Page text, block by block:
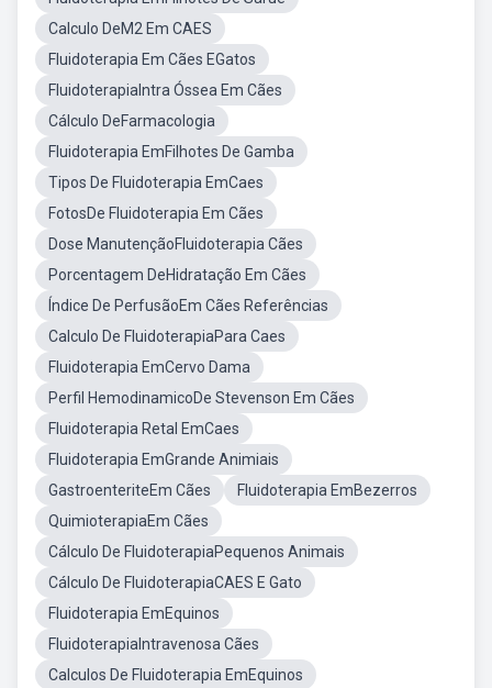
Calculo DeM2 Em CAES
Fluidoterapia Em Cães EGatos
FluidoterapiaIntra Óssea Em Cães
Cálculo DeFarmacologia
Fluidoterapia EmFilhotes De Gamba
Tipos De Fluidoterapia EmCaes
FotosDe Fluidoterapia Em Cães
Dose ManutençãoFluidoterapia Cães
Porcentagem DeHidratação Em Cães
Índice De PerfusãoEm Cães Referências
Calculo De FluidoterapiaPara Caes
Fluidoterapia EmCervo Dama
Perfil HemodinamicoDe Stevenson Em Cães
Fluidoterapia Retal EmCaes
Fluidoterapia EmGrande Animiais
GastroenteriteEm Cães
Fluidoterapia EmBezerros
QuimioterapiaEm Cães
Cálculo De FluidoterapiaPequenos Animais
Cálculo De FluidoterapiaCAES E Gato
Fluidoterapia EmEquinos
FluidoterapiaIntravenosa Cães
Calculos De Fluidoterapia EmEquinos